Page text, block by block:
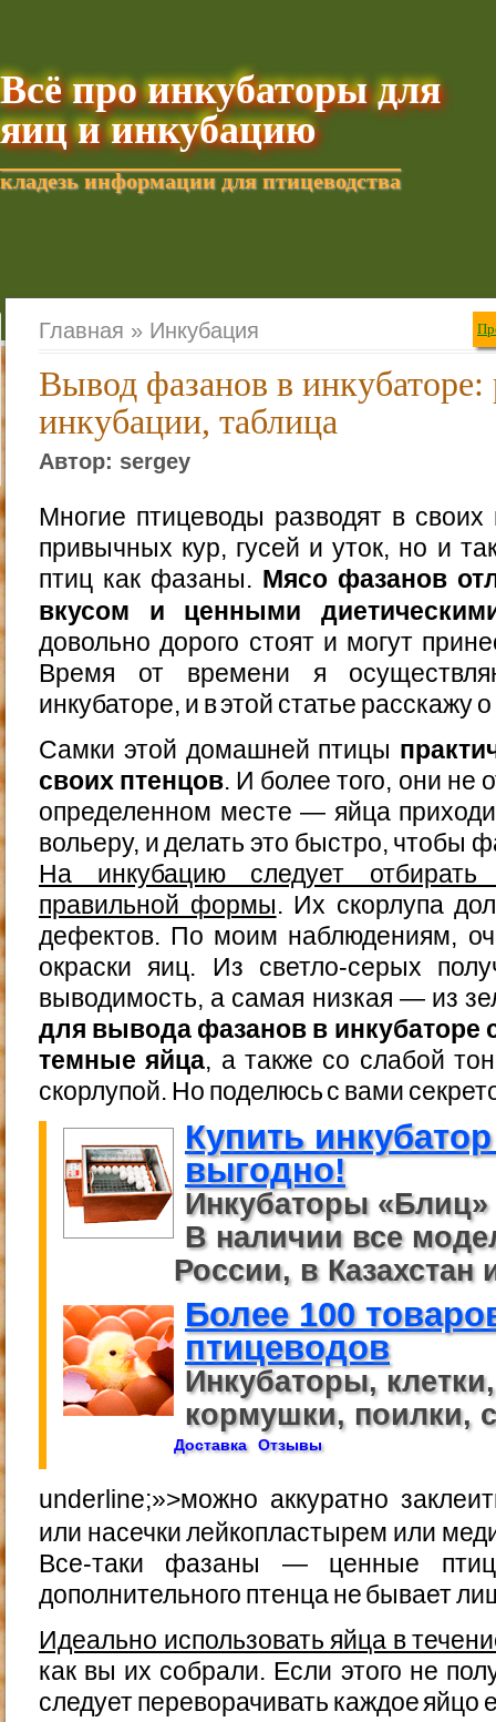
Всё про инкубаторы для
яиц и инкубацию
кладезь информации для птицеводства
Добавить текущую
Главная » Инкубация
Вывод фазанов в
инкубации, таблица
Автор: sergey
Многие птицеводы разводят в своих
привычных кур, гусей и уток, но и
птиц как фазаны. Мясо фазанов
вкусом и ценными
довольно дорого стоят и могут
Время от времени я
инкубаторе, и в этой статье расскажу
Самки этой домашней птицы
своих птенцов. И более того, они не
определенном месте — яйца
вольеру, и делать это быстро, чтобы
На инкубацию следует отбирать
правильной формы. Их скорлупа
дефектов. По моим наблюдениям,
окраски яиц. Из светло-серых
выводимость, а самая низкая — из
для вывода фазанов в
темные яйца, а также со слабой
скорлупой. Но поделюсь с вами
Купить
выгодно!
Инкубаторы
В наличии все
России, в Казахстан
Более 100
птицеводов
Инкубаторы,
кормушки, поилки,
Доставка Отзывы
underline;»>можно аккуратно
или насечки лейкопластырем или
Все-таки фазаны — ценные
дополнительного птенца не бывает
Идеально использовать яйца в
как вы их собрали. Если этого не
следует переворачивать каждое яйцо